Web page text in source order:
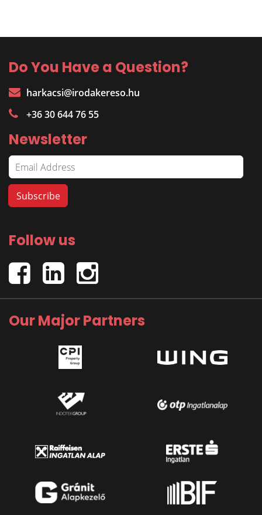
Do You Have a Question?
harkacsi@irodakereso.hu
+36 30 644 76 55
Newsletter
Follow us
Our Major Partners